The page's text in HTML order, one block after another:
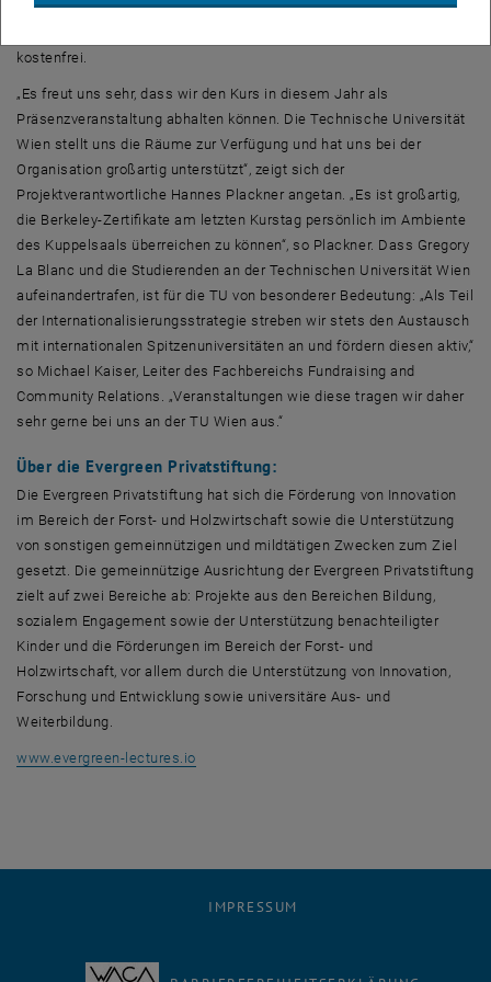
einem Zertifikat des Berkeley Executive Instituts und zwei ECTS. Für
kostenfrei.
„Es freut uns sehr, dass wir den Kurs in diesem Jahr als
Präsenzveranstaltung abhalten können. Die Technische Universität
Wien stellt uns die Räume zur Verfügung und hat uns bei der
Organisation großartig unterstützt“, zeigt sich der
Projektverantwortliche Hannes Plackner angetan. „Es ist großartig,
die Berkeley-Zertifikate am letzten Kurstag persönlich im Ambiente
des Kuppelsaals überreichen zu können“, so Plackner. Dass Gregory
La Blanc und die Studierenden an der Technischen Universität Wien
aufeinandertrafen, ist für die TU von besonderer Bedeutung: „Als Teil
der Internationalisierungsstrategie streben wir stets den Austausch
mit internationalen Spitzenuniversitäten an und fördern diesen aktiv,“
so Michael Kaiser, Leiter des Fachbereichs Fundraising and
Community Relations. „Veranstaltungen wie diese tragen wir daher
sehr gerne bei uns an der TU Wien aus.“
Über die Evergreen Privatstiftung:
Die Evergreen Privatstiftung hat sich die Förderung von Innovation
im Bereich der Forst- und Holzwirtschaft sowie die Unterstützung
von sonstigen gemeinnützigen und mildtätigen Zwecken zum Ziel
gesetzt. Die gemeinnützige Ausrichtung der Evergreen Privatstiftung
zielt auf zwei Bereiche ab: Projekte aus den Bereichen Bildung,
sozialem Engagement sowie der Unterstützung benachteiligter
Kinder und die Förderungen im Bereich der Forst- und
Holzwirtschaft, vor allem durch die Unterstützung von Innovation,
Forschung und Entwicklung sowie universitäre Aus- und
Weiterbildung.
www.evergreen-lectures.io, öffnet eine externe URL in einem neuen
IMPRESSUM